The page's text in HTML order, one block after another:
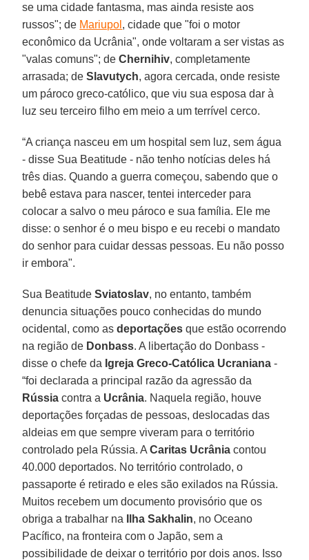
se uma cidade fantasma, mas ainda resiste aos
russos"; de Mariupol , cidade que "foi o motor
econômico da Ucrânia", onde voltaram a ser vistas as
"valas comuns"; deChernihiv, completamente
arrasada; deSlavutych, agora cercada, onde resiste
um pároco greco-católico, que viu sua esposa dar à
luz seu terceiro filho em meio a um terrível cerco.
“A criança nasceu em um hospital sem luz, sem água
- disse Sua Beatitude - não tenho notícias deles há
três dias. Quando a guerra começou, sabendo que o
bebê estava para nascer, tentei interceder para
colocar a salvo o meu pároco e sua família. Ele me
disse: o senhor é o meu bispo e eu recebi o mandato
do senhor para cuidar dessas pessoas. Eu não posso
ir embora".
Sua BeatitudeSviatoslav, no entanto, também
denuncia situações pouco conhecidas do mundo
ocidental, como asdeportações que estão ocorrendo
na região de Donbass. A libertação do Donbass -
disse o chefe da Igreja Greco-Católica Ucraniana -
“foi declarada a principal razão da agressão da
Rússia contra a Ucrânia. Naquela região, houve
deportações forçadas de pessoas, deslocadas das
aldeias em que sempre viveram para o território
controlado pela Rússia. ACaritas Ucrânia contou
40.000 deportados. No território controlado, o
passaporte é retirado e eles são exilados na Rússia.
Muitos recebem um documento provisório que os
obriga a trabalhar na
Ilha Sakhalin, no Oceano
Pacífico, na fronteira com o Japão, sem a
possibilidade de deixar o território por dois anos. Isso